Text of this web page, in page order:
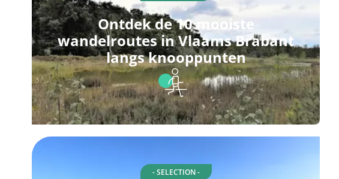
Ontdek de 10 mooiste
wandelroutes in Vlaams Brabant
langs knooppunten
- SELECTION -